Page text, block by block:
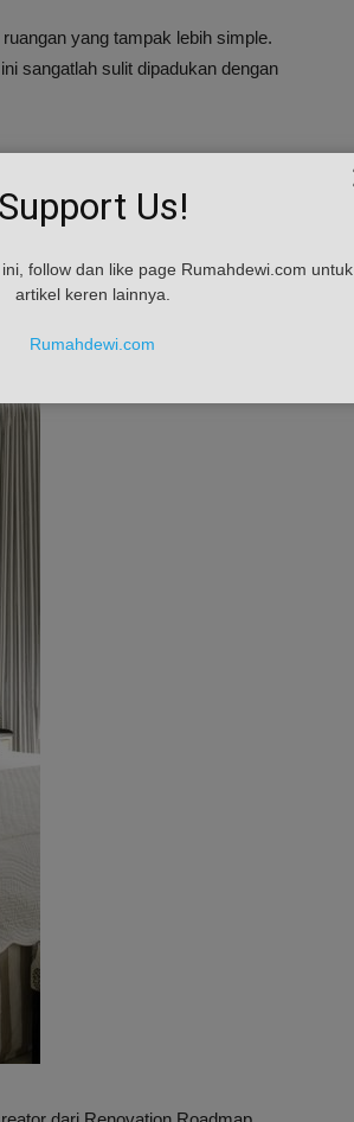
yang tampak lebih simple.
sangatlah sulit dipadukan dengan
Support Us!
follow dan like page Rumahdewi.com untuk
artikel keren lainnya.
Rumahdewi.com